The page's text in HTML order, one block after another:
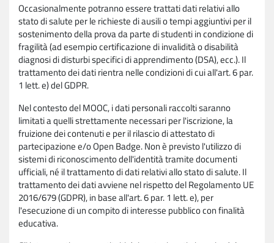
Occasionalmente potranno essere trattati dati relativi allo
stato di salute per le richieste di ausili o tempi aggiuntivi per il
sostenimento della prova da parte di studenti in condizione di
fragilità (ad esempio certificazione di invalidità o disabilità
diagnosi di disturbi specifici di apprendimento (DSA), ecc.). Il
trattamento dei dati rientra nelle condizioni di cui all'art. 6 par.
1 lett. e) del GDPR.
Nel contesto del MOOC, i dati personali raccolti saranno
limitati a quelli strettamente necessari per l'iscrizione, la
fruizione dei contenuti e per il rilascio di attestato di
partecipazione e/o Open Badge. Non è previsto l'utilizzo di
sistemi di riconoscimento dell'identità tramite documenti
ufficiali, né il trattamento di dati relativi allo stato di salute. Il
trattamento dei dati avviene nel rispetto del Regolamento UE
2016/679 (GDPR), in base all'art. 6 par. 1 lett. e), per
l'esecuzione di un compito di interesse pubblico con finalità
educativa.